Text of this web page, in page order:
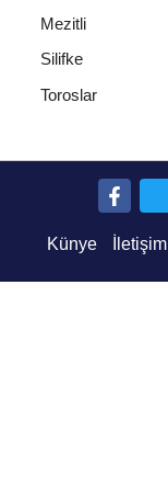
Mezitli
Silifke
Toroslar
Künye İletişim